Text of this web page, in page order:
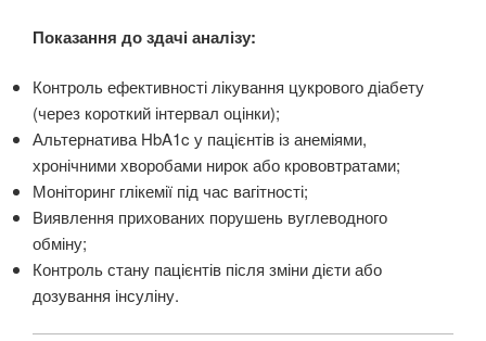
Показання до здачі аналізу:
Контроль ефективності лікування цукрового діабету
(через короткий інтервал оцінки);
Альтернатива HbA1c у пацієнтів із анеміями,
хронічними хворобами нирок або крововтратами;
Моніторинг глікемії під час вагітності;
Виявлення прихованих порушень вуглеводного
обміну;
Контроль стану пацієнтів після зміни дієти або
дозування інсуліну.